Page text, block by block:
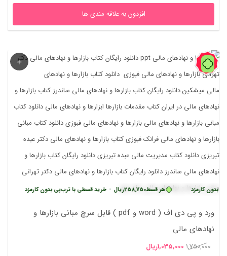
افزدون به علاقه مندی ها
41%
هر قسط258,750ریال • خرید قسطی با ترب‌پی بدون کارمزد کارمزد
ورد و پی دی اف ( word و pdf ) قابل سرچ مباني بازارها و
نهادهاي مالي
1,750,000 قیمت
1,035,000ریال